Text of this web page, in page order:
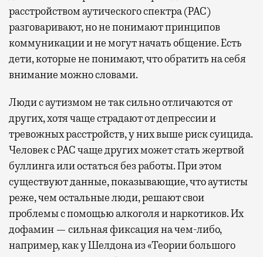
расстройством аутического спектра (РАС)
разговаривают, но не понимают принципов
коммуникации и не могут начать общение. Есть
дети, которые не понимают, что обратить на себя
внимание можно словами.
Люди с аутизмом не так сильно отличаются от
других, хотя чаще страдают от депрессии и
тревожных расстройств, у них выше риск суицида.
Человек с РАС чаще других может стать жертвой
буллинга или остаться без работы. При этом
существуют данные, показывающие, что аутисты
реже, чем остальные люди, решают свои
проблемы с помощью алкоголя и наркотиков. Их
дофамин — сильная фиксация на чем-либо,
например, как у Шелдона из «Теории большого